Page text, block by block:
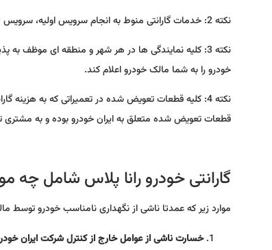
نکته 2: خدمات گارانتی منوط به انجام سرویس اولیه، سرویس ثانویه و سرویس های دوره ای در طول زمان و مسافت ذکر شده در پایین می باشد.
نکته 3: کلیه نمایندگی ها در هر شهر و منطقه ای
خودرو را به شما مالک خودرو اعلام کند.
نکته 4: کلیه قطعات تعویض شده در تعمیراتی که به
قطعات تعویض شده متعلق به ایران خودرو بوده و به مشتری
گارانتی خودرو رانا پلاس شامل چه
موارد زیر که عمدتا ناشی از نگهداری نامناسب خودرو توسط
خسارت ناشی از عوامل خارج از کنترل شرکت ایران